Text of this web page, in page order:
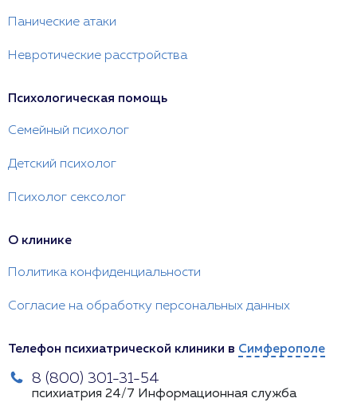
Панические атаки
Невротические расстройства
Психологическая помощь
Семейный психолог
Детский психолог
Психолог сексолог
О клинике
Политика конфиденциальности
Согласие на обработку персональных данных
Телефон психиатрической клиники в Симферополе
8 (800) 301-31-54
психиатрия 24/7 Информационная служба